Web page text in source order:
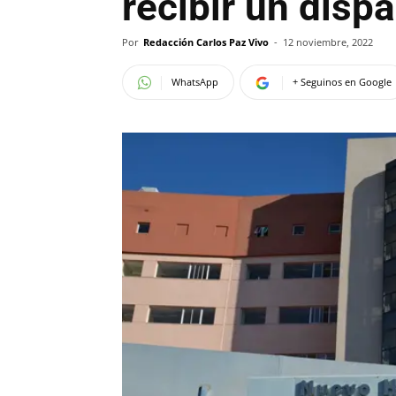
Por Redacción Carlos Paz Vivo - 12 noviembre, 2022
WhatsApp + Seguinos en Google